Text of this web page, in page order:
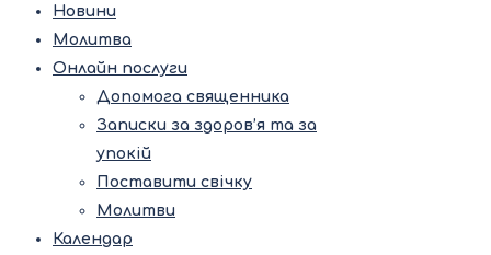
Новини
Молитва
Онлайн послуги
Допомога священника
Записки за здоров’я та за
упокій
Поставити свічку
Молитви
Календар